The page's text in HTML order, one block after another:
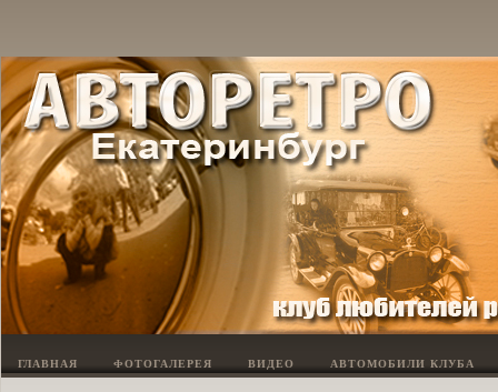
ГЛАВНАЯ ФОТОГАЛЕРЕЯ ВИДЕО АВТОМОБИЛИ КЛУБА